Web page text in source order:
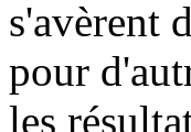
s'avèrent
pour
les